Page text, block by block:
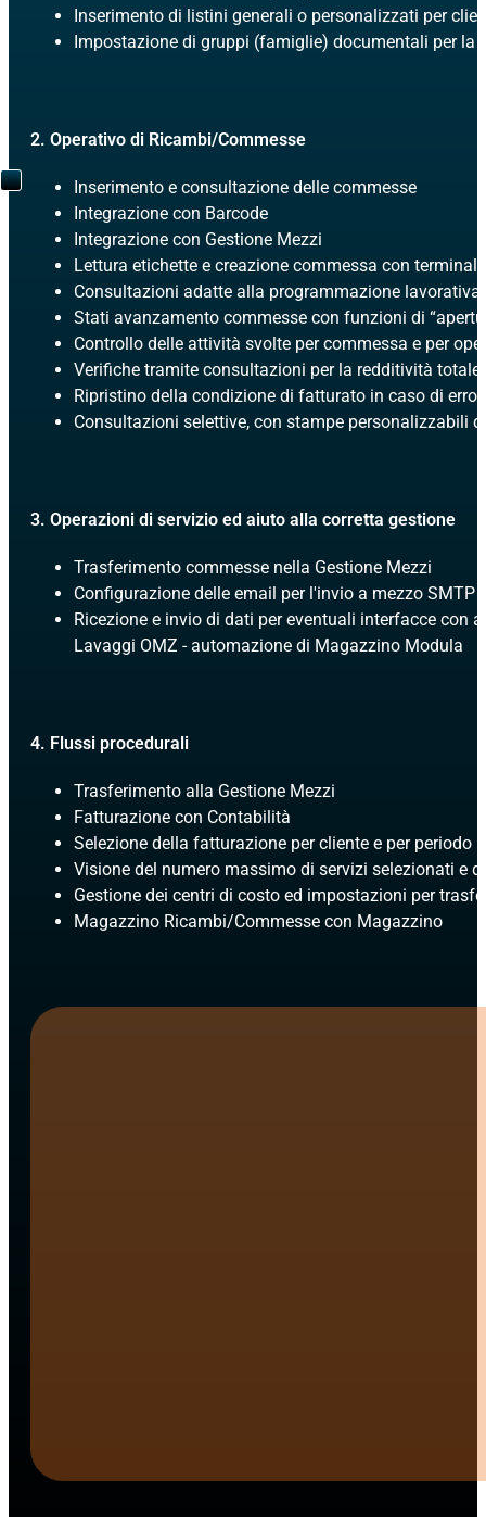
Inserimento di listini generali o personalizzati per
Impostazione di gruppi (famiglie) documentali per
2. Operativo di Ricambi/Commesse
Inserimento e consultazione delle commesse
Integrazione con Barcode
Integrazione con Gestione Mezzi
Lettura etichette e creazione commessa con
Consultazioni adatte alla programmazione lavorativa
Stati avanzamento commesse con funzioni di
Controllo delle attività svolte per commessa e per
Verifiche tramite consultazioni per la redditività
Ripristino della condizione di fatturato in caso di
Consultazioni selettive, con stampe personalizzabili
3. Operazioni di servizio ed aiuto alla corretta gestione
Trasferimento commesse nella Gestione Mezzi
Configurazione delle email per l'invio a mezzo
Ricezione e invio di dati per eventuali interfacce con
Lavaggi OMZ - automazione di Magazzino Modula
4. Flussi procedurali
Trasferimento alla Gestione Mezzi
Fatturazione con Contabilità
Selezione della fatturazione per cliente e per periodo
Visione del numero massimo di servizi selezionati e
Gestione dei centri di costo ed impostazioni per
Magazzino Ricambi/Commesse con Magazzino